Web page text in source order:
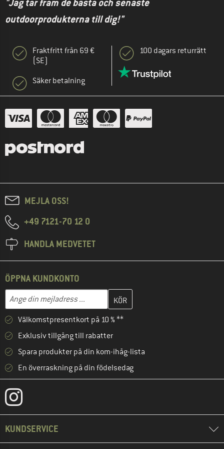
"Jag tar fram de bästa och senaste
outdoorprodukterna till dig!"
Fraktfritt från 69 €
(SE)
Säker betalning
100 dagars returrätt
MEJLA OSS!
+49 7121-70 12 0
HANDLA MEDVETET
ÖPPNA KUNDKONTO
Mejladress
Skriv in din e-postadress här och skapa ditt kundkonto i nästa
Välkomstpresentkort på 10 % **
Exklusiv tillgång till rabatter
Spara produkter på din kom-ihåg-lista
En överraskning på din födelsedag
KUNDSERVICE